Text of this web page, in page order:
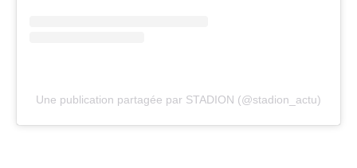
Une publication partagée par STADION (@stadion_actu)